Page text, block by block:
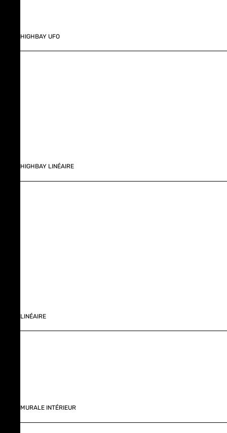
HIGHBAY UFO
HIGHBAY LINÉAIRE
LINÉAIRE
MURALE INTÉRIEUR